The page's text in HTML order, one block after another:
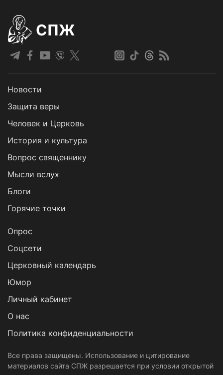
СПЖ
Новости
Защита веры
Человек и Церковь
История и культура
Вопрос священнику
Мысли вслух
Блоги
Горячие точки
Опрос
Cоцсети
Церковный календарь
Юмор
Личный кабинет
О нас
Политика конфиденциальности
Все права защищены. Использование и цитирование
материалов сайта СПЖ разрешается при условии открытой